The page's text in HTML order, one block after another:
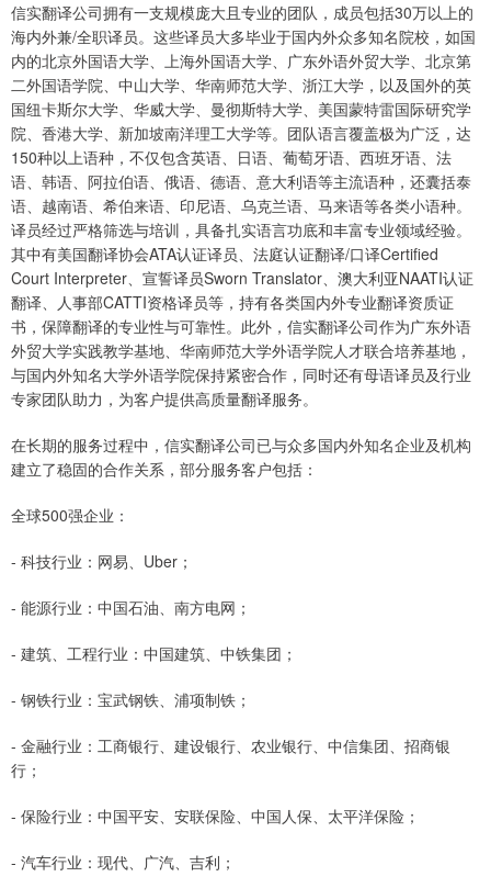
信实翻译公司拥有一支规模庞大且专业的团队，成员包括30万以上的
海内外兼/全职译员。这些译员大多毕业于国内外众多知名院校，如国
内的北京外国语大学、上海外国语大学、广东外语外贸大学、北京第
二外国语学院、中山大学、华南师范大学、浙江大学，以及国外的英
国纽卡斯尔大学、华威大学、曼彻斯特大学、美国蒙特雷国际研究学
院、香港大学、新加坡南洋理工大学等。团队语言覆盖极为广泛，达
150种以上语种，不仅包含英语、日语、葡萄牙语、西班牙语、法
语、韩语、阿拉伯语、俄语、德语、意大利语等主流语种，还囊括泰
语、越南语、希伯来语、印尼语、乌克兰语、马来语等各类小语种。
译员经过严格筛选与培训，具备扎实语言功底和丰富专业领域经验。
其中有美国翻译协会ATA认证译员、法庭认证翻译/口译Certified
Court Interpreter、宣誓译员Sworn Translator、澳大利亚NAATI认证
翻译、人事部CATTI资格译员等，持有各类国内外专业翻译资质证
书，保障翻译的专业性与可靠性。此外，信实翻译公司作为广东外语
外贸大学实践教学基地、华南师范大学外语学院人才联合培养基地，
与国内外知名大学外语学院保持紧密合作，同时还有母语译员及行业
专家团队助力，为客户提供高质量翻译服务。
在长期的服务过程中，信实翻译公司已与众多国内外知名企业及机构
建立了稳固的合作关系，部分服务客户包括：
全球500强企业：
- 科技行业：网易、Uber；
- 能源行业：中国石油、南方电网；
- 建筑、工程行业：中国建筑、中铁集团；
- 钢铁行业：宝武钢铁、浦项制铁；
- 金融行业：工商银行、建设银行、农业银行、中信集团、招商银
行；
- 保险行业：中国平安、安联保险、中国人保、太平洋保险；
- 汽车行业：现代、广汽、吉利；